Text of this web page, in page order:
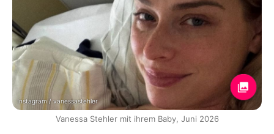
Instagram / vanessastehler
Vanessa Stehler mit ihrem Baby, Juni 2026